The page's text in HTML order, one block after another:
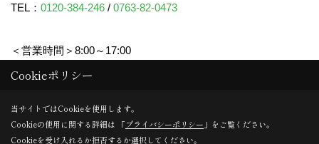
TEL： 0120-384-246 / 0763-82-0473
＜営業時間＞8:00～17:00
＜定休日＞水曜日・祝日
Copyright (c) mizukami. All Rights Reserved.
Cookieポリシー
当サイトではCookieを使用します。
Cookieの使用に関する詳細は 「プライバシーポリシー 」をご覧ください。
Cookieを受け入れるか拒否するか選択してください。